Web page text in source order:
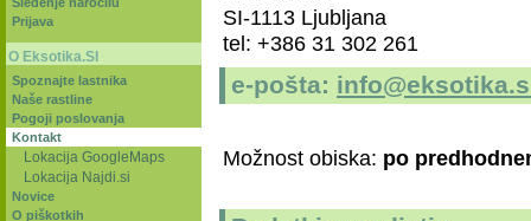
SI-1113 Ljubljana
tel: +386 31 302 261
e-pošta:
Možnost obiska: po
Prijava
O Eksotika.SI
Spoznajte lastnika
Naše rastline
Pogoji poslovanja
Kontakt
Lokacija GoogleMaps
Lokacija Najdi.si
Novice
O piškotkih